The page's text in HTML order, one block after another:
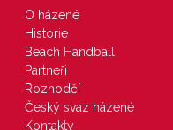
O házené
Historie
Beach Handball
Partneři
Rozhodčí
Český svaz házené
Kontakty